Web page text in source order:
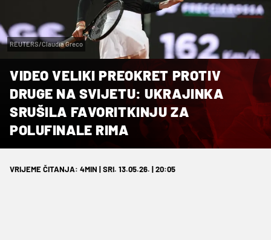
REUTERS/Claudia Greco
VIDEO VELIKI PREOKRET PROTIV
DRUGE NA SVIJETU: UKRAJINKA
SRUŠILA FAVORITKINJU ZA
POLUFINALE RIMA
VRIJEME ČITANJA: 4MIN | SRI. 13.05.26. | 20:05